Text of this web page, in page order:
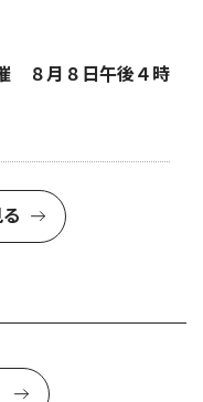
８月８日午後４時